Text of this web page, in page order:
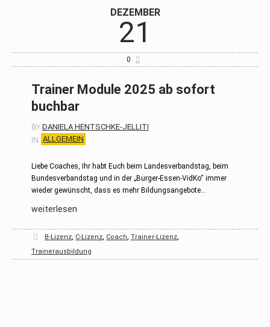
DEZEMBER
21
0
Trainer Module 2025 ab sofort
buchbar
BY DANIELA HENTSCHKE-JELLITI
IN ALLGEMEIN
Liebe Coaches, Ihr habt Euch beim Landesverbandstag, beim
Bundesverbandstag und in der „Burger-Essen-VidKo“ immer
wieder gewünscht, dass es mehr Bildungsangebote...
weiterlesen
B-Lizenz, C-Lizenz, Coach, Trainer-Lizenz,
Trainerausbildung